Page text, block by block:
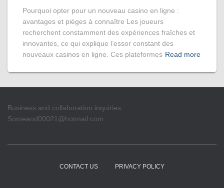
Pourquoi opter pour un nouveau casino en ligne :
avantages et pièges à connaître Les joueurs
recherchent constamment des expériences fraîches et
innovantes, ce qui explique l’essor constant des
nouveaux casinos en ligne. Ces plateformes Read more
Business and collaboration inquiries:
Someand00021@hotmail.com
CONTACT US PRIVACY POLICY